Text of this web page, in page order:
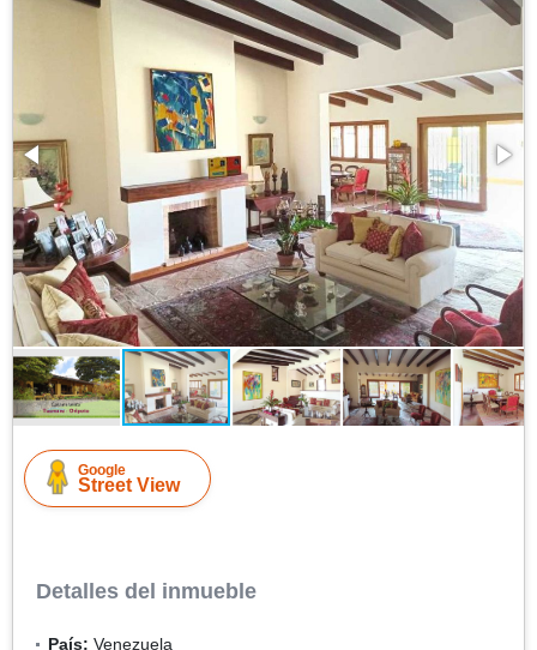
Google
Street View
Detalles del inmueble
País: Venezuela